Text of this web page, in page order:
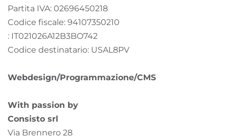
Partita IVA: 02696450218
Codice fiscale: 94107350210
: IT021026A12B3BO742
Codice destinatario: USAL8PV
Webdesign/Programmazione/CMS
With passion by
Consisto srl
Via Brennero 28